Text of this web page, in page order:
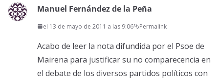
Manuel Fernández de la Peña
el 13 de mayo de 2011 a las 9:06 Permalink
Acabo de leer la nota difundida por el Psoe de
Mairena para justificar su no comparecencia en
el debate de los diversos partidos políticos con